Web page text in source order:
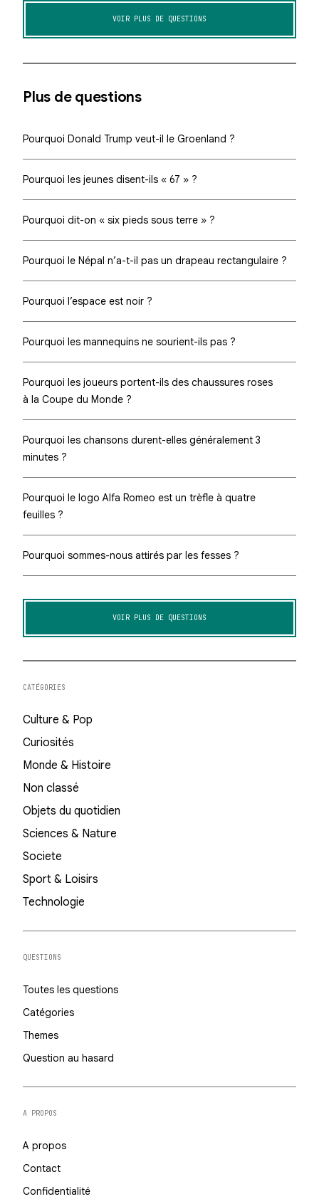
VOIR PLUS DE QUESTIONS
Plus de questions
Pourquoi Donald Trump veut-il le Groenland ?
Pourquoi les jeunes disent-ils « 67 » ?
Pourquoi dit-on « six pieds sous terre » ?
Pourquoi le Népal n’a-t-il pas un drapeau rectangulaire ?
Pourquoi l’espace est noir ?
Pourquoi les mannequins ne sourient-ils pas ?
Pourquoi les joueurs portent-ils des chaussures roses
à la Coupe du Monde ?
Pourquoi les chansons durent-elles généralement 3
minutes ?
Pourquoi le logo Alfa Romeo est un trèfle à quatre
feuilles ?
Pourquoi sommes-nous attirés par les fesses ?
VOIR PLUS DE QUESTIONS
CATÉGORIES
Culture & Pop
Curiosités
Monde & Histoire
Non classé
Objets du quotidien
Sciences & Nature
Societe
Sport & Loisirs
Technologie
QUESTIONS
Toutes les questions
Catégories
Themes
Question au hasard
A PROPOS
A propos
Contact
Confidentialité